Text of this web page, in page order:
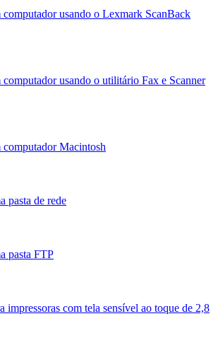
usando o Lexmark ScanBack
usando o utilitário Fax e Scanner
Macintosh
pasta de rede
pasta FTP
impressoras com tela sensível ao toque de 2,8